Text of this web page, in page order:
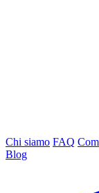
Chi siamo FAQ
Blog